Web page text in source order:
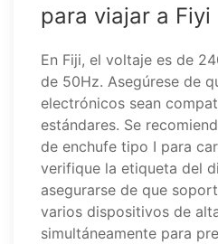
para viajar a Fiyi
En Fiji, el voltaje es de
de 50Hz. Asegúrese de
electrónicos sean
estándares. Se
de enchufe tipo I para
verifique la etiqueta del
asegurarse de que
varios dispositivos de
simultáneamente para